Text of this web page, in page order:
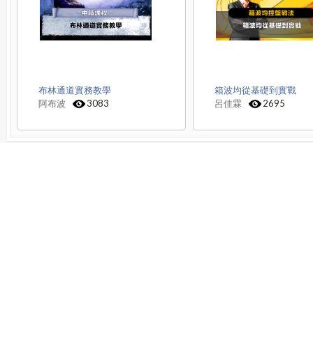
布林通道實務教學
阿布波
3083
箱波均從基礎到實戰
呂佳霖
2695